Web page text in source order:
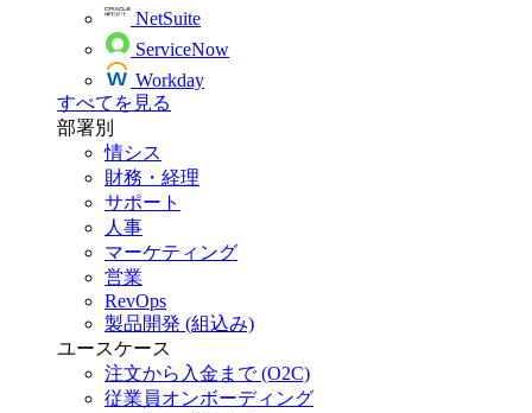
NetSuite
ServiceNow
Workday
すべてを見る
部署別
情シス
財務・経理
サポート
人事
マーケティング
営業
RevOps
製品開発 (組込み)
ユースケース
注文から入金まで (O2C)
従業員オンボーディング